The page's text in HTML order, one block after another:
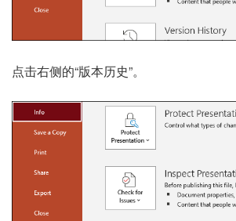
点击右侧的“版本历史”。